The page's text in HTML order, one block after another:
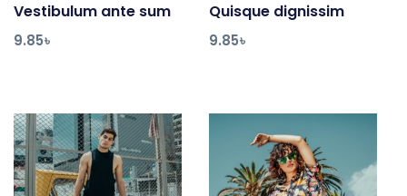
Add to cart
Vestibulum ante sum
9.85৳
Add to cart
Quisque dignissim
9.85৳